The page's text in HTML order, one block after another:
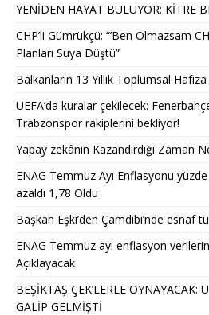
YENİDEN HAYAT BULUYOR: KİTRE
CHP’li Gümrükçü: “’Ben Olmazsam
Planları Suya Düştü”
Balkanların 13 Yıllık Toplumsal
UEFA’da kuralar çekilecek:
Trabzonspor rakiplerini bekliyor!
Yapay zekânın Kazandırdığı Zaman
ENAG Temmuz Ayı Enflasyonu
azaldı 1,78 Oldu
Başkan Eşki’den Çamdibi’nde esnaf
ENAG Temmuz ayı enflasyon verilerini
Açıklayacak
BEŞİKTAŞ ÇEK’LERLE OYNAYACAK:
GALİP GELMİŞTİ